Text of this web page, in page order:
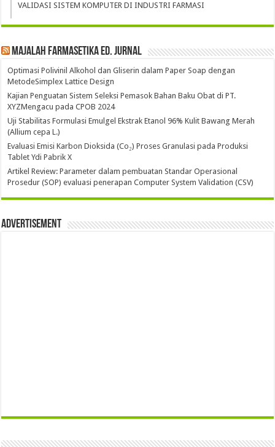
VALIDASI SISTEM KOMPUTER DI INDUSTRI FARMASI
Majalah Farmasetika Ed. Jurnal
Optimasi Polivinil Alkohol dan Gliserin dalam Paper Soap dengan
MetodeSimplex Lattice Design
Kajian Penguatan Sistem Seleksi Pemasok Bahan Baku Obat di PT.
XYZMengacu pada CPOB 2024
Uji Stabilitas Formulasi Emulgel Ekstrak Etanol 96% Kulit Bawang Merah
(Allium cepa L.)
Evaluasi Emisi Karbon Dioksida (Co₂) Proses Granulasi pada Produksi
Tablet Ydi Pabrik X
Artikel Review: Parameter dalam pembuatan Standar Operasional
Prosedur (SOP) evaluasi penerapan Computer System Validation (CSV)
Advertisement